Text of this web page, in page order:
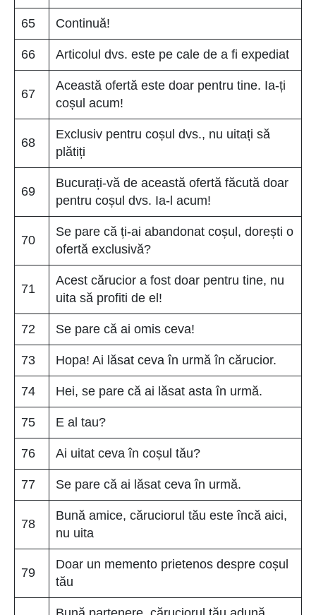
65 Continuă!
66 Articolul dvs. este pe cale de a fi expediat
67
Această ofertă este doar pentru tine. Ia-ți
coșul acum!
68
Exclusiv pentru coșul dvs., nu uitați să
plătiți
69
Bucurați-vă de această ofertă făcută doar
pentru coșul dvs. Ia-l acum!
70
Se pare că ți-ai abandonat coșul, dorești o
ofertă exclusivă?
71
Acest cărucior a fost doar pentru tine, nu
uita să profiti de el!
72 Se pare că ai omis ceva!
73 Hopa! Ai lăsat ceva în urmă în cărucior.
74 Hei, se pare că ai lăsat asta în urmă.
75 E al tau?
76 Ai uitat ceva în coșul tău?
77 Se pare că ai lăsat ceva în urmă.
78
Bună amice, căruciorul tău este încă aici,
nu uita
79
Doar un memento prietenos despre coșul
tău